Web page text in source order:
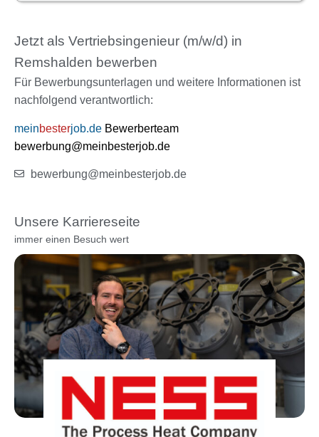
Jetzt als Vertriebsingenieur (m/w/d) in
Remshalden bewerben
Für Bewerbungsunterlagen und weitere Informationen ist
nachfolgend verantwortlich:
meinbesterjob.de Bewerberteam
bewerbung@meinbesterjob.de
bewerbung@meinbesterjob.de
Unsere Karriereseite
immer einen Besuch wert